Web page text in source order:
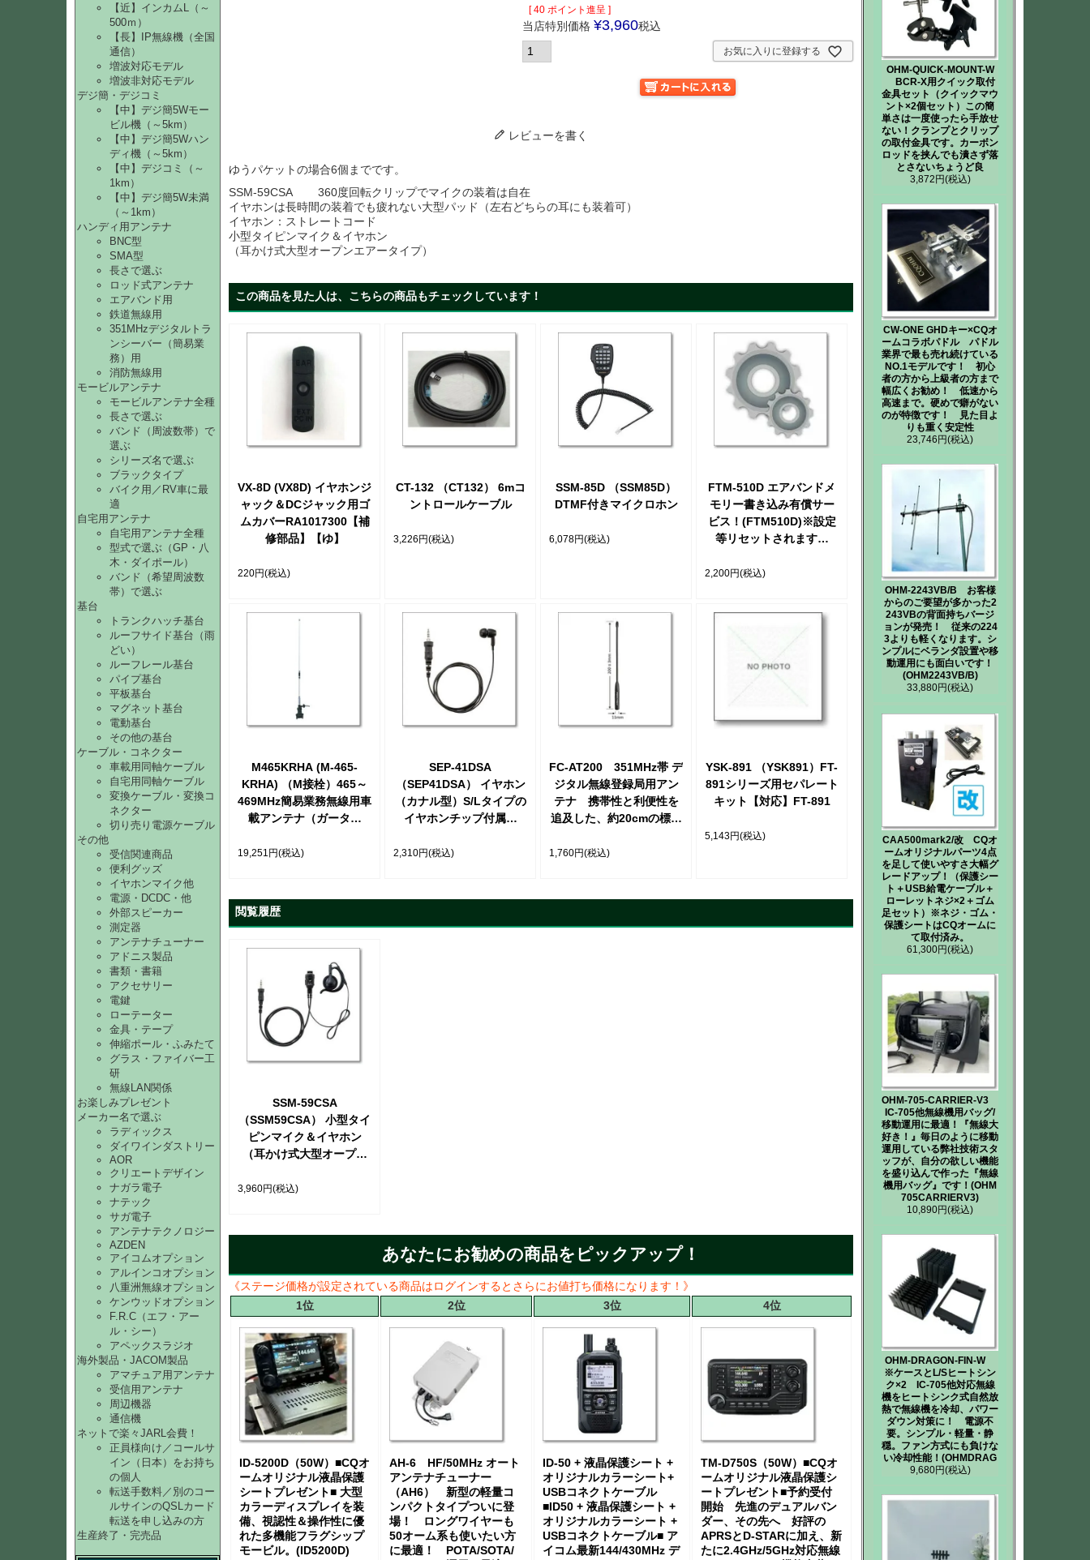
【近】インカムL（～
500ｍ）
【長】IP無線機（全国
通信）
増波対応モデル
増波非対応モデル
デジ簡・デジコミ
【中】デジ簡5Wモー
ビル機（～5km）
【中】デジ簡5Wハン
ディ機（～5km）
【中】デジコミ（～
1km）
【中】デジ簡5W未満
（～1km）
ハンディ用アンテナ
BNC型
SMA型
長さで選ぶ
ロッド式アンテナ
エアバンド用
鉄道無線用
351MHzデジタルトラ
ンシーバー（簡易業
務）用
消防無線用
モービルアンテナ
モービルアンテナ全種
長さで選ぶ
バンド（周波数帯）で
選ぶ
シリーズ名で選ぶ
ブラックタイプ
バイク用／RV車に最
適
自宅用アンテナ
自宅用アンテナ全種
型式で選ぶ（GP・八
木・ダイポール）
バンド（希望周波数
帯）で選ぶ
基台
トランクハッチ基台
ルーフサイド基台（雨
どい）
ルーフレール基台
パイプ基台
平板基台
マグネット基台
電動基台
その他の基台
ケーブル・コネクター
車載用同軸ケーブル
自宅用同軸ケーブル
変換ケーブル・変換コ
ネクター
切り売り電源ケーブル
その他
受信関連商品
便利グッズ
イヤホンマイク他
電源・DCDC・他
外部スピーカー
測定器
アンテナチューナー
アドニス製品
書類・書籍
アクセサリー
電鍵
ローテーター
金具・テープ
伸縮ポール・ふみたて
グラス・ファイバー工
研
無線LAN関係
お楽しみプレゼント
メーカー名で選ぶ
ラディックス
ダイワインダストリー
AOR
クリエートデザイン
ナガラ電子
ナテック
サガ電子
アンテナテクノロジー
AZDEN
アイコムオプション
アルインコオプション
八重洲無線オプション
ケンウッドオプション
F.R.C（エフ・アー
ル・シー）
アペックスラジオ
海外製品・JACOM製品
アマチュア用アンテナ
受信用アンテナ
周辺機器
通信機
ネットで楽々JARL会費！
正員様向け／コールサ
イン（日本）をお持ち
の個人
転送手数料／別のコー
ルサインのQSLカード
転送を申し込みの方
生産終了・完売品
[ 40 ポイント進呈 ]
当店特別価格 ¥3,960税込
お気に入りに登録する
レビューを書く
ゆうパケットの場合6個までです。
SSM-59CSA 360度回転クリップでマイクの装着は自在
イヤホンは長時間の装着でも疲れない大型パッド（左右どちらの耳にも装着可）
イヤホン：ストレートコード
小型タイピンマイク＆イヤホン
（耳かけ式大型オープンエアータイプ）
この商品を見た人は、こちらの商品もチェックしています！
VX-8D (VX8D) イヤホンジ
ャック＆DCジャック用ゴ
ムカバーRA1017300【補
修部品】【ゆ】
220円(税込)
CT-132 （CT132） 6mコ
ントロールケーブル
3,226円(税込)
SSM-85D （SSM85D）
DTMF付きマイクロホン
6,078円(税込)
FTM-510D エアバンドメ
モリー書き込み有償サー
ビス！(FTM510D)※設定
等リセットされますの
※【手続き】
2,200円(税込)
M465KRHA (M-465-
KRHA) （M接栓）465～
469MHz簡易業務無線用車
載アンテナ（ガーター
寄せ】
19,251円(税込)
SEP-41DSA
（SEP41DSA） イヤホン
（カナル型）S/Lタイプの
イヤホンチップ付属
2,310円(税込)
FC-AT200 351MHz帯 デ
ジタル無線登録局用アン
テナ 携帯性と利便性を
追及した、約20cmの標準
（FCAT200）【ゆ】
1,760円(税込)
YSK-891 （YSK891）FT-
891シリーズ用セパレート
キット【対応】FT-891
5,143円(税込)
閲覧履歴
SSM-59CSA
（SSM59CSA） 小型タイ
ピンマイク＆イヤホン
（耳かけ式大型オープン
489】
3,960円(税込)
あなたにお勧めの商品をピックアップ！
《ステージ価格が設定されている商品はログインするとさらにお値打ち価格になります！》
1位
2位 3位 4位
ID-5200D（50W）■CQオ
ームオリジナル液晶保護
シートプレゼント■ 大型
カラーディスプレイを装
備、視認性＆操作性に優
れた多機能フラグシップ
モービル。(ID5200D)
AH-6 HF/50MHz オート
アンテナチューナー
（AH6） 新型の軽量コ
ンパクトタイプついに登
場！ ロングワイヤーも
50オーム系も使いたい方
に最適！ POTA/SOTA/
ID-50 + 液晶保護シート +
オリジナルカラーシート+
USBコネクトケーブル
■ID50 + 液晶保護シート +
オリジナルカラーシート +
USBコネクトケーブル■ ア
イコム最新144/430MHz デ
TM-D750S（50W）■CQオ
ームオリジナル液晶保護シ
ートプレゼント■予約受付
開始 先進のデュアルバン
ダー、その先へ 好評の
APRSとD-STARに加え、新
たに2.4GHz/5GHz対応無線
OHM-QUICK-MOUNT-W
BCR-X用クイック取付
金具セット（クイックマウ
ント×2個セット）この簡
単さは一度使ったら手放せ
ない！クランプとクリップ
の取付金具です。カーボン
ロッドを挟んでも潰さず落
とさないちょうど良
3,872円(税込)
CW-ONE GHDキー×CQオ
ームコラボパドル パドル
業界で最も売れ続けている
NO.1モデルです！ 初心
者の方から上級者の方まで
幅広くお勧め！ 低速から
高速まで。硬めで癖がない
のが特徴です！ 見た目よ
りも重く安定性
23,746円(税込)
OHM-2243VB/B お客様
からのご要望が多かった2
243VBの背面持ちバージ
ョンが発売！ 従来の224
3よりも軽くなります。シ
ンプルにベランダ設置や移
動運用にも面白いです！
(OHM2243VB/B)
33,880円(税込)
CAA500mark2/改 CQオ
ームオリジナルパーツ4点
を足して使いやすさ大幅グ
レードアップ！（保護シー
ト＋USB給電ケーブル＋
ローレットネジ×2＋ゴム
足セット）※ネジ・ゴム・
保護シートはCQオームに
て取付済み。
61,300円(税込)
OHM-705-CARRIER-V3
IC-705他無線機用バッグ/
移動運用に最適！『無線大
好き！』毎日のように移動
運用している弊社技術スタ
ッフが、自分の欲しい機能
を盛り込んで作った『無線
機用バッグ』です！(OHM
705CARRIERV3)
10,890円(税込)
OHM-DRAGON-FIN-W
※ケースとL/Sヒートシン
ク×2 IC-705他対応無線
機をヒートシンク式自然放
熱で無線機を冷却、パワー
ダウン対策に！ 電源不
要。シンプル・軽量・静
穏。ファン方式にも負けな
い冷却性能！(OHMDRAG
9,680円(税込)